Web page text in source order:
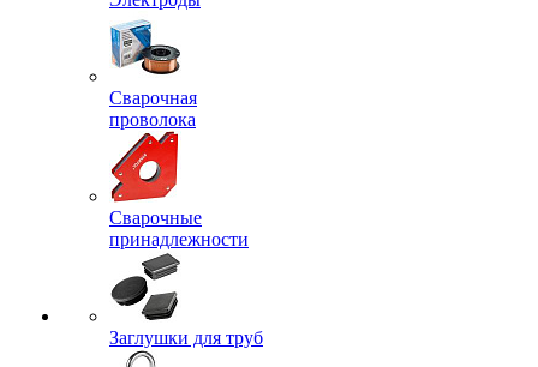
Сварочная
проволока
Сварочные
принадлежности
Заглушки для труб